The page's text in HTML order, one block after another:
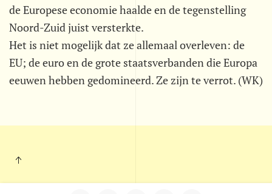
de Europese economie haalde en de tegenstelling
Noord-Zuid juist versterkte.
Het is niet mogelijk dat ze allemaal overleven: de
EU; de euro en de grote staatsverbanden die Europa
eeuwen hebben gedomineerd. Ze zijn te verrot. (WK)